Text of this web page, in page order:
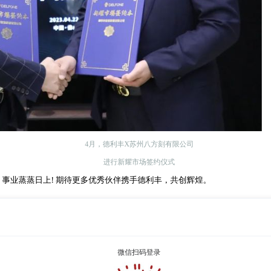
4月，德利丰X苏州八方刻有限公司
进行新耀市场签约仪式
业蒸蒸日上! 期待更多优秀伙伴携手德利丰，共创辉煌。
微信扫码登录